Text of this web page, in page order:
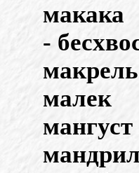
макака
-
макрель
малек
мангуст
мандрил